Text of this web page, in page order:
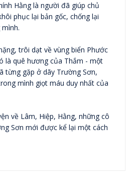
Hằng là người đã giúp chủ
phục lại bản gốc, chống lại
trôi dạt về vùng biển Phước
là quê hương của Thắm - một
từng gặp ở dãy Trường Sơn,
mình giọt máu duy nhất của
về Lâm, Hiệp, Hằng, những cô
Sơn mới được kể lại một cách